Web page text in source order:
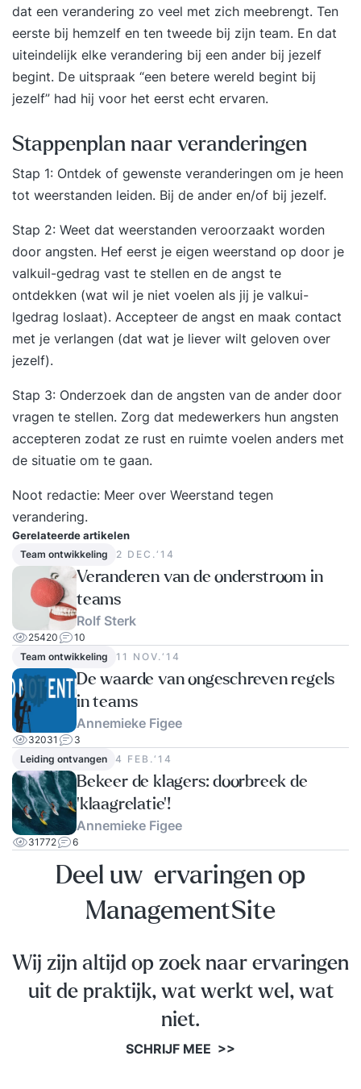
dat een verandering zo veel met zich meebrengt. Ten
eerste bij hemzelf en ten tweede bij zijn team. En dat
uiteindelijk elke verandering bij een ander bij jezelf
begint. De uitspraak “een betere wereld begint bij
jezelf” had hij voor het eerst echt ervaren.
Stappenplan naar veranderingen
Stap 1: Ontdek of gewenste veranderingen om je heen
tot weerstanden leiden. Bij de ander en/of bij jezelf.
Stap 2: Weet dat weerstanden veroorzaakt worden
door angsten. Hef eerst je eigen weerstand op door je
valkuil-gedrag vast te stellen en de angst te
ontdekken (wat wil je niet voelen als jij je valkui-
lgedrag loslaat). Accepteer de angst en maak contact
met je verlangen (dat wat je liever wilt geloven over
jezelf).
Stap 3: Onderzoek dan de angsten van de ander door
vragen te stellen. Zorg dat medewerkers hun angsten
accepteren zodat ze rust en ruimte voelen anders met
de situatie om te gaan.
Noot redactie: Meer over Weerstand tegen
verandering.
Gerelateerde artikelen
Team ontwikkeling 2 DEC.‘14
Veranderen van de onderstroom in
teams
Rolf Sterk
25420
10
Team ontwikkeling
11 NOV.‘14
De waarde van ongeschreven regels
in teams
Annemieke Figee
32031
3
Leiding ontvangen
4 FEB.‘14
Bekeer de klagers: doorbreek de
'klaagrelatie'!
Annemieke Figee
31772 6
Deel uw ervaringen op
ManagementSite
Wij zijn altijd op zoek naar ervaringen
uit de praktijk, wat werkt wel, wat
niet.
SCHRIJF MEE >>